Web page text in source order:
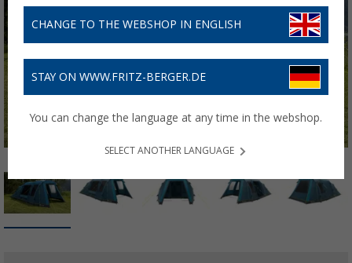
CHANGE TO THE WEBSHOP IN ENGLISH
STAY ON WWW.FRITZ-BERGER.DE
You can change the language at any time in the webshop.
SELECT ANOTHER LANGUAGE